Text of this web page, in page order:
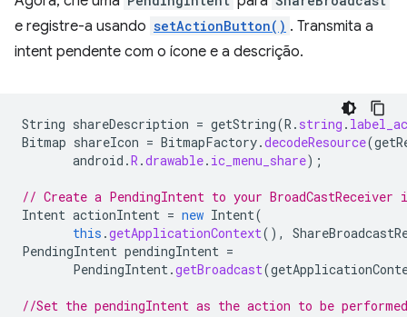
e registre-a usando setActionButton() . Transmita a
intent pendente com o ícone e a descrição.
String shareDescription = getString(R . string .
Bitmap shareIcon = BitmapFactory.decodeResource(
android .R .drawable. ic_menu_share);
// Create a PendingIntent to your BroadCastReceiver
Intent actionIntent = new Intent(
this .getApplicationContext(),
PendingIntent pendingIntent =
PendingIntent.getBroadcast(
//Set the pendingIntent as the action to be